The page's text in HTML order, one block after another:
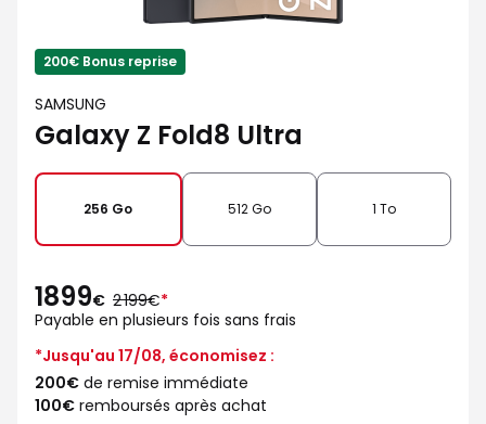
200€ Bonus reprise
SAMSUNG
Galaxy Z Fold8 Ultra
256 Go 512 Go 1 To
1899€ au
lieu
de
2 199€*
Payable en plusieurs fois sans frais
*Jusqu'au 17/08, économisez :
200€ de remise immédiate
100€ remboursés après achat